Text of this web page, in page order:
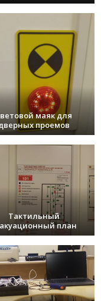
маяк для
проемов
Тактильный
план